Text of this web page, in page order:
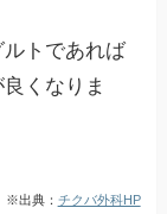
トであれば
くなりま
※出典： チクバ外科HP